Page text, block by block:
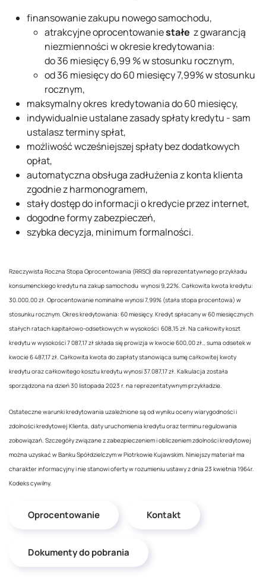
finansowanie zakupu nowego samochodu,
atrakcyjne oprocentowaniestałe z gwarancją
niezmienności w okresie kredytowania:
do 36 miesięcy 6,99 % w stosunku rocznym,
od 36 miesięcy do 60 miesięcy 7,99% w stosunku
rocznym,
maksymalny okres kredytowania do 60 miesięcy,
indywidualnie ustalane zasady spłaty kredytu - sam
ustalasz terminy spłat,
możliwość wcześniejszej spłaty bez dodatkowych
opłat,
automatyczna obsługa zadłużenia z konta klienta
zgodnie z harmonogramem,
stały dostęp do informacji o kredycie przez internet,
dogodne formy zabezpieczeń,
szybka decyzja, minimum formalności.
Rzeczywista Roczna Stopa Oprocentowania (RRSO) dla reprezentatywnego przykładu
konsumenckiego kredytu na zakup samochodu wynosi 9,22%. Całkowita kwota kredytu:
30.000,00 zł. Oprocentowanie nominalne wynosi 7,99% (stała stopa procentowa) w
stosunku rocznym. Okres kredytowania: 60 miesięcy. Kredyt spłacany w 60 miesięcznych
stałych ratach kapitałowo-odsetkowych w wysokości 608,15 zł. Na całkowity koszt
kredytu w wysokości 7 087,17 zł składa się prowizja w kwocie 600,00 zł., suma odsetek w
kwocie 6 487,17 zł. Całkowita kwota do zapłaty stanowiąca sumę całkowitej kwoty
kredytu oraz całkowitego kosztu kredytu wynosi 37.087,17 zł. Kalkulacja została
sporządzona na dzień 30 listopada 2023 r. na reprezentatywnym przykładzie.
Ostateczne warunki kredytowania uzależnione są od wyniku oceny wiarygodności i
zdolności kredytowej Klienta, daty uruchomienia kredytu oraz terminu regulowania
zobowiązań. Szczegóły związane z zabezpieczeniem i obliczeniem zdolności kredytowej
można uzyskać w Banku Spółdzielczym w Piotrkowie Kujawskim. Niniejszy materiał ma
charakter informacyjny i nie stanowi oferty w rozumieniu ustawy z dnia 23 kwietnia 1964r.
Kodeks cywilny.
Oprocentowanie Kontakt
Dokumenty do pobrania